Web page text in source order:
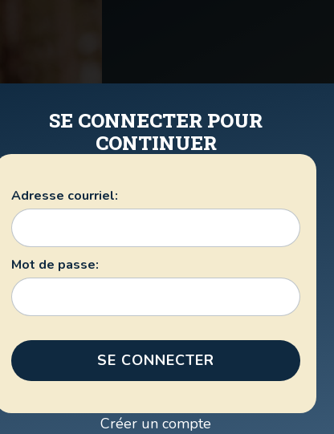
SE CONNECTER POUR
CONTINUER
Adresse courriel:
Mot de passe:
SE CONNECTER
Créer un compte